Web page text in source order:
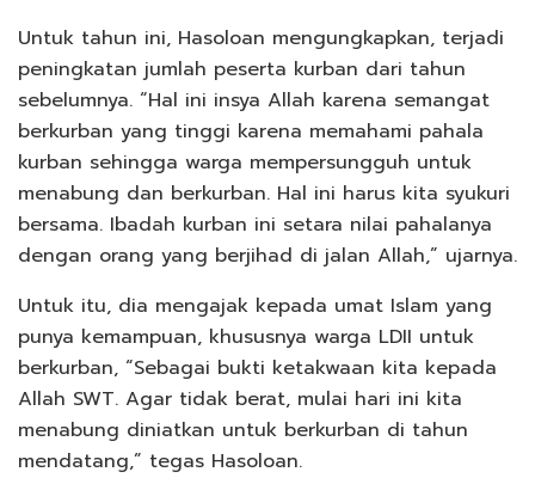
Untuk tahun ini, Hasoloan mengungkapkan, terjadi
peningkatan jumlah peserta kurban dari tahun
sebelumnya. “Hal ini insya Allah karena semangat
berkurban yang tinggi karena memahami pahala
kurban sehingga warga mempersungguh untuk
menabung dan berkurban. Hal ini harus kita syukuri
bersama. Ibadah kurban ini setara nilai pahalanya
dengan orang yang berjihad di jalan Allah,” ujarnya.
Untuk itu, dia mengajak kepada umat Islam yang
punya kemampuan, khususnya warga LDII untuk
berkurban, “Sebagai bukti ketakwaan kita kepada
Allah SWT. Agar tidak berat, mulai hari ini kita
menabung diniatkan untuk berkurban di tahun
mendatang,” tegas Hasoloan.